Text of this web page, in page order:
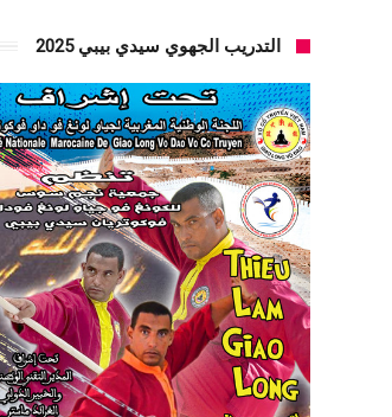
التدريب الجهوي سيدي بيبي 2025